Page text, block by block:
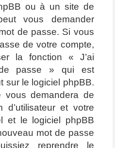
ou à un site de
vous demander
de passe. Si vous
de votre compte,
la fonction « J’ai
passe » qui est
sur le logiciel phpBB.
vous demandera de
d’utilisateur et votre
et le logiciel phpBB
mot de passe
reprendre le